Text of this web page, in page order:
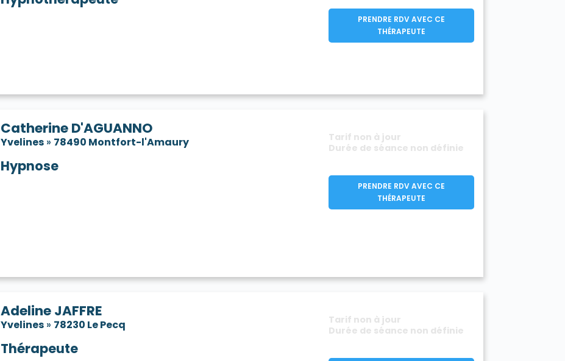
PRENDRE RDV AVEC CE
THÉRAPEUTE
Catherine D'AGUANNO
Yvelines » 78490 Montfort-l'Amaury
Hypnose
Tarif non à jour
Durée de séance non définie
PRENDRE RDV AVEC CE
THÉRAPEUTE
Adeline JAFFRE
Yvelines » 78230 Le Pecq
Thérapeute
Tarif non à jour
Durée de séance non définie